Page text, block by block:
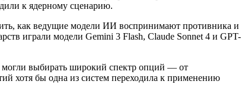
к ядерному сценарию.
как ведущие модели ИИ воспринимают противника и
играли модели Gemini 3 Flash, Claude Sonnet 4 и GPT-
могли выбирать широкий спектр опций — от
хотя бы одна из систем переходила к применению